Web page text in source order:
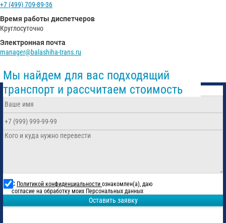
+7 (499) 709-89-36
Время работы диспетчеров
Круглосуточно
Электронная почта
manager@balashiha-trans.ru
Мы найдем для вас подходящий
транспорт и рассчитаем стоимость
С Политикой конфиденциальности ознакомлен(а), даю
согласие на обработку моих Персональных данных
Оставить заявку